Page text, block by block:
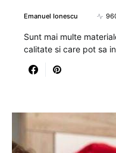
Emanuel Ionescu
Sunt mai multe
calitate si care pot sa